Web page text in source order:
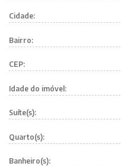
Cidade:
Bairro:
CEP:
Idade do imóvel:
Suíte(s):
Quarto(s):
Banheiro(s):